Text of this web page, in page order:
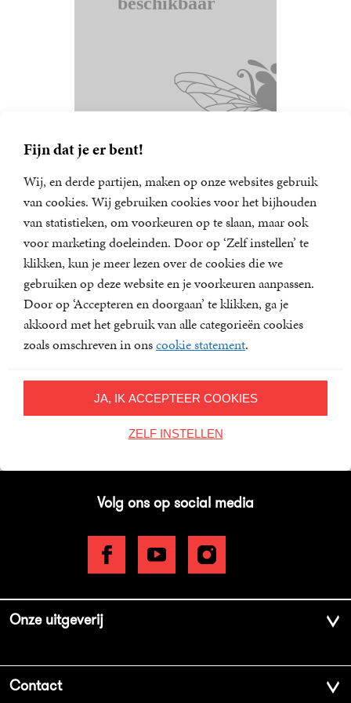
Fijn dat je er bent!
Wij, en derde partijen, maken op onze websites gebruik
van cookies. Wij gebruiken cookies voor het bijhouden
van statistieken, om voorkeuren op te slaan, maar ook
voor marketing doeleinden. Door op ‘Zelf instellen’ te
klikken, kun je meer lezen over de cookies die we
gebruiken op deze website en je voorkeuren aanpassen.
Door op ‘Accepteren en doorgaan’ te klikken, ga je
akkoord met het gebruik van alle categorieën cookies
zoals omschreven in onscookie statement.
JA, IK ACCEPTEER COOKIES
ZELF INSTELLEN
Nieuwsbrief
Meld u aan voor een van onze nieuwsbrieven en blijf op
de hoogte van het laatste nieuws, nieuwe titels,
aanbiedingen en prijsvragen.
E-
mailadres
Inschrijven
Volg ons op social media
Onze uitgeverij
Contact